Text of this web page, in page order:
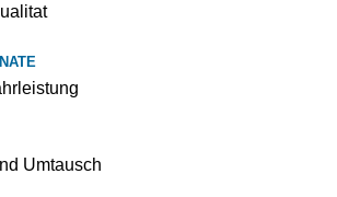
Umtausch